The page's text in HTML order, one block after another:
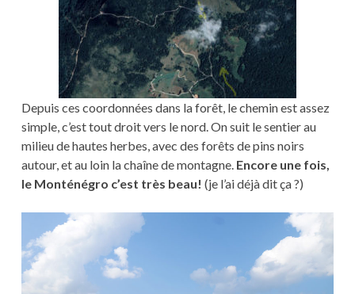
Depuis ces coordonnées dans la forêt, le chemin est assez
simple, c’est tout droit vers le nord. On suit le sentier au
milieu de hautes herbes, avec des forêts de pins noirs
autour, et au loin la chaîne de montagne. Encore une fois,
le Monténégro c’est très beau! (je l’ai déjà dit ça ?)